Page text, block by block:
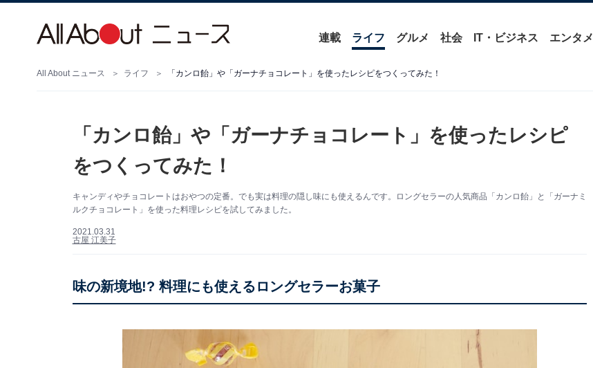
連載 ライフ グルメ 社会 IT・ビジネス エンタメ
All About ニュース ライフ 「カンロ飴」や「ガーナチョコレート」を使ったレシピをつくってみた！
「カンロ飴」や「ガーナチョコレート」を使ったレシピ
をつくってみた！
キャンディやチョコレートはおやつの定番。でも実は料理の隠し味にも使えるんです。ロングセラーの人気商品「カンロ飴」と「ガーナミ
ルクチョコレート」を使った料理レシピを試してみました。
2021.03.31
古屋 江美子
味の新境地!? 料理にも使えるロングセラーお菓子